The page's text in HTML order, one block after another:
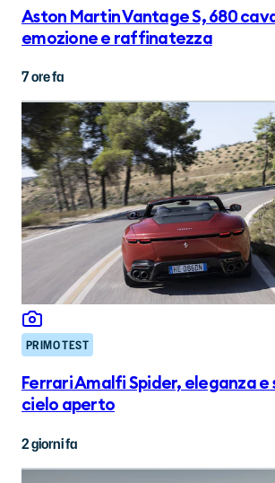
Aston Martin Vantage S, 680
emozione e raffinatezza
7 ore fa
PRIMO TEST
Ferrari Amalfi Spider, eleganza
cielo aperto
2 giorni fa